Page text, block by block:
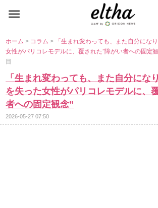
ホーム> コラム>
「生まれ変わっても、また自分に
女性がパリコレモデルに、覆された”障がい者への固定
目
「生まれ変わっても、また自分に
を失った女性がパリコレモデルに、
者への固定観念”
2026-05-27 07:50